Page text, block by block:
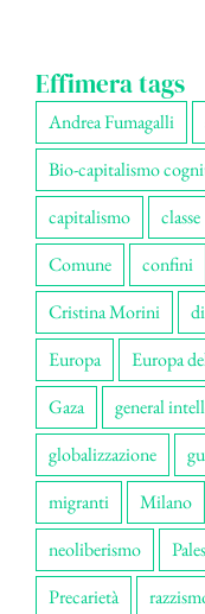
Effimera tags
Andrea Fumagalli
Bio-capitalismo
capitalismo
classe
Comune
confini
Cristina Morini
Europa
Europa
Gaza
general
globalizzazione
migranti
Milano
neoliberismo
Precarietà